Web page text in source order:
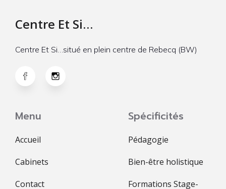
Centre Et Si…
Centre Et Si…situé en plein centre de Rebecq (BW)
Menu
Accueil
Cabinets
Contact
Spécificités
Pédagogie
Bien-être holistique
Formations Stage-